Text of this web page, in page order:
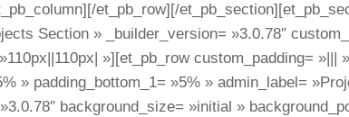
et_pb_row][/
Section » _builder_version= »3.0.78″
»][et_pb_row custom_padding= »||| »
» padding_bottom_1= »5% » admin_label=
»3.0.78″ background_size= »initial »